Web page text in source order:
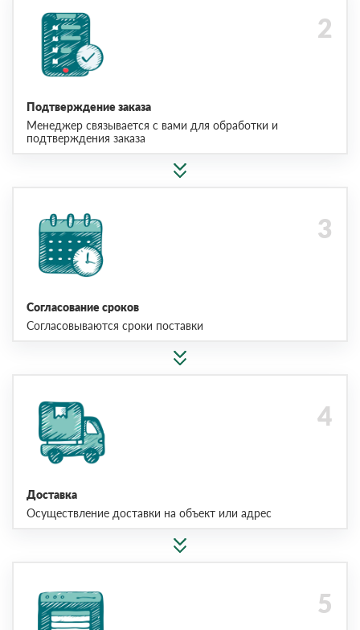
Подтверждение заказа
Менеджер связывается с вами для обработки и
подтверждения заказа
Согласование сроков
Согласовываются сроки поставки
Доставка
Осуществление доставки на объект или адрес